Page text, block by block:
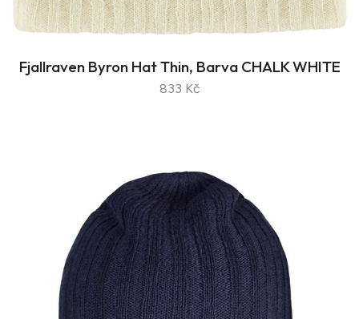
Fjallraven Byron Hat Thin, Barva CHALK WHITE
833 Kč